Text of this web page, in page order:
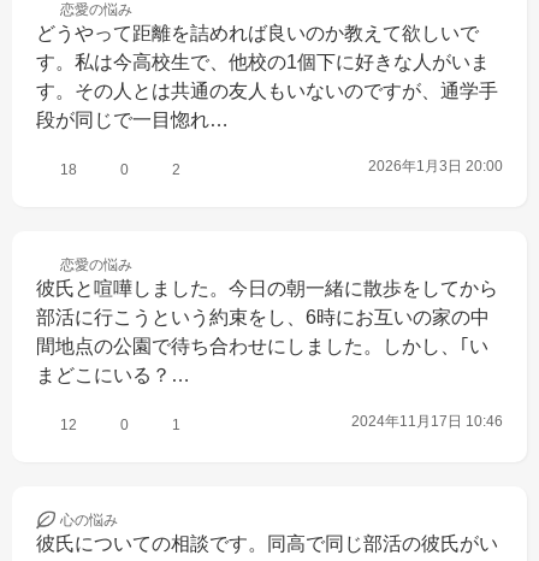
恋愛の悩み
どうやって距離を詰めれば良いのか教えて欲しいで
す。私は今高校生で、他校の1個下に好きな人がいま
す。その人とは共通の友人もいないのですが、通学手
段が同じで一目惚れ…
18 0 2 2026年1月3日 20:00
恋愛の悩み
彼氏と喧嘩しました。今日の朝一緒に散歩をしてから
部活に行こうという約束をし、6時にお互いの家の中
間地点の公園で待ち合わせにしました。しかし、｢い
まどこにいる？…
12 0 1 2024年11月17日 10:46
心の悩み
彼氏についての相談です。同高で同じ部活の彼氏がい